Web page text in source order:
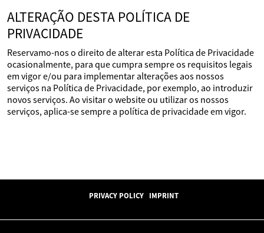
ALTERAÇÃO DESTA POLÍTICA DE
PRIVACIDADE
Reservamo-nos o direito de alterar esta Política de Privacidade
ocasionalmente, para que cumpra sempre os requisitos legais
em vigor e/ou para implementar alterações aos nossos
serviços na Política de Privacidade, por exemplo, ao introduzir
novos serviços. Ao visitar o website ou utilizar os nossos
serviços, aplica-se sempre a política de privacidade em vigor.
PRIVACY POLICY IMPRINT